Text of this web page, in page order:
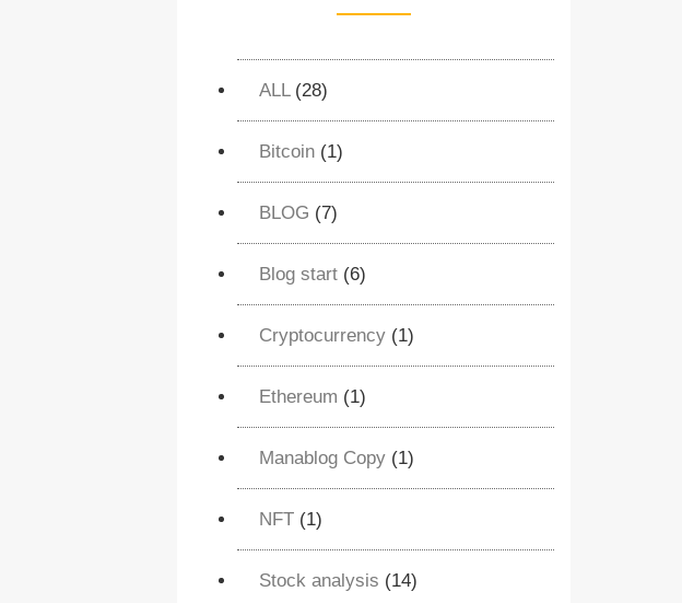
ALL(28)
Bitcoin (1)
BLOG (7)
Blog start (6)
Cryptocurrency (1)
Ethereum (1)
Manablog Copy (1)
NFT (1)
Stock analysis (14)